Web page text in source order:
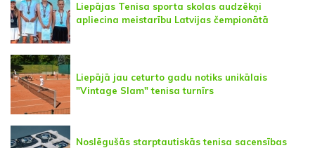
Liepājas Tenisa sporta skolas audzēkņi
apliecina meistarību Latvijas čempionātā
Liepājā jau ceturto gadu notiks unikālais
"Vintage Slam" tenisa turnīrs
Noslēgušās starptautiskās tenisa sacensības